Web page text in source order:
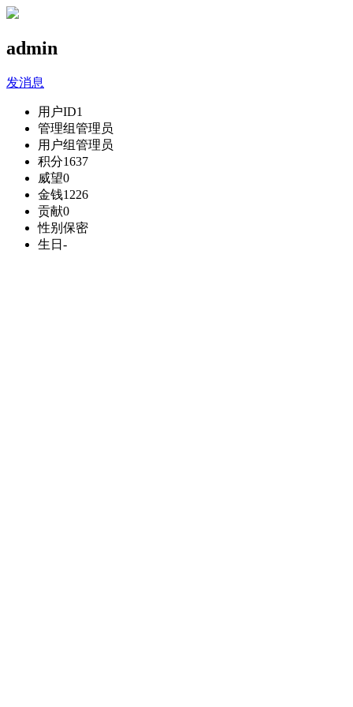
admin
发消息
用户ID1
管理组管理员
用户组管理员
积分1637
威望0
金钱1226
贡献0
性别 保密
生日 -